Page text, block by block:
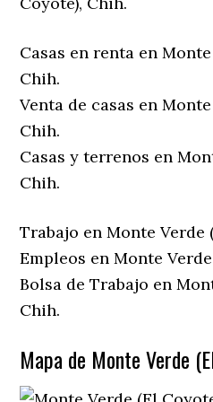
Casas en renta en
Chih.
Venta de casas en
Chih.
Casas y terrenos en
Chih.
Trabajo en Monte Verde
Empleos en Monte
Bolsa de Trabajo en
Chih.
Mapa de Monte Verde